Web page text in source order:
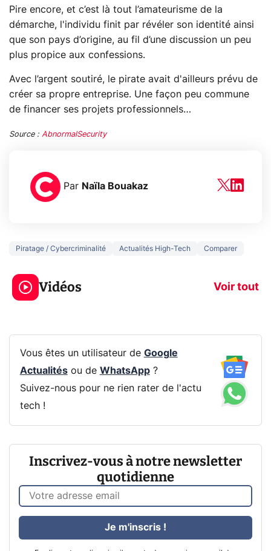
Pire encore, et c’est là tout l’amateurisme de la
démarche, l'individu finit par révéler son identité ainsi
que son pays d’origine, au fil d’une discussion un peu
plus propice aux confessions.
Avec l’argent soutiré, le pirate avait d'ailleurs prévu de
créer sa propre entreprise. Une façon peu commune
de financer ses projets professionnels…
Source : AbnormalSecurity
Par Naïla Bouakaz
Piratage / Cybercriminalité Actualités High-Tech Comparer
Vidéos Voir tout
3 écrans en 1 pour
319€ ? Voici L'AOC
CQ32G4ZA !
5
prochaine
Vous êtes un utilisateur de Google
Actualitésou de WhatsApp?
Suivez-nous pour ne rien rater de l'actu
tech !
Inscrivez-vous à notre newsletter
quotidienne
Je m'inscris !